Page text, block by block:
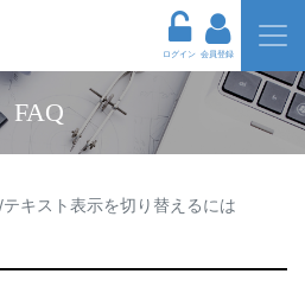
ログイン 会員登録
FAQ
キスト表示を切り替えるには